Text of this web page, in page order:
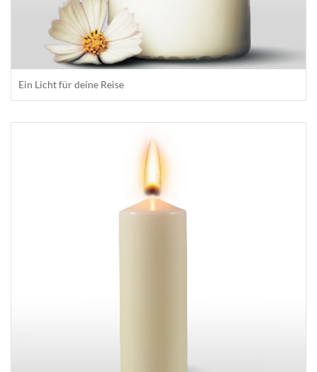
Ein Licht für deine Reise